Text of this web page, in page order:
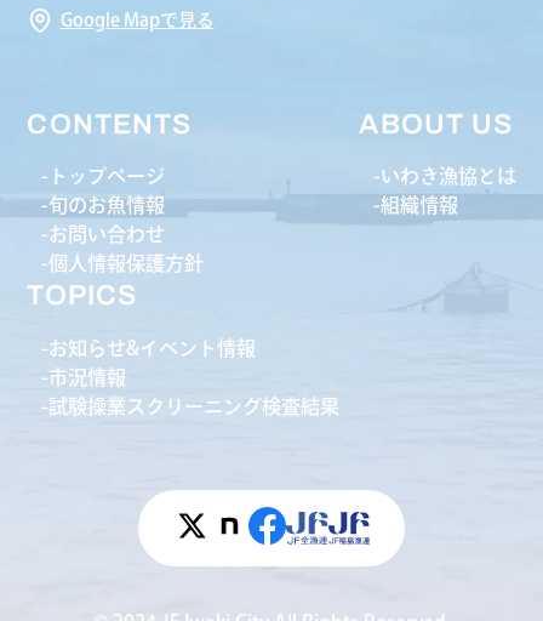
Google Mapで見る
CONTENTS
トップページ
旬のお魚情報
お問い合わせ
個人情報保護方針
ABOUT US
いわき漁協とは
組織情報
TOPICS
お知らせ&イベント情報
市況情報
試験操業スクリーニング検査結果